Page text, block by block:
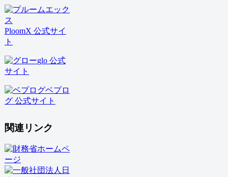
PloomX 公式サイ
ト
glo 公式
サイト
ベプロ
グ 公式サイト
関連リンク